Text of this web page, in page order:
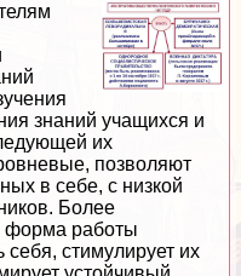
знаний учащихся и
их
позволяют
в себе, с низкой
Более
форма работы
стимулирует их